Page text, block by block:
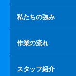
私たちの強み
作業の流れ
スタッフ紹介